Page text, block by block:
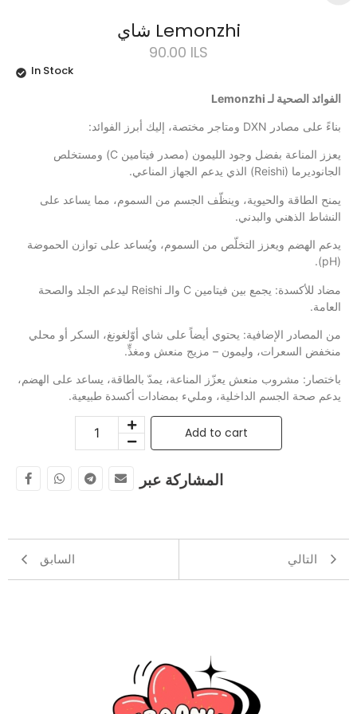
شاي Lemonzhi
90.00 ILS
In Stock
الفوائد الصحية لـ Lemonzhi
بناءً على مصادر DXN ومتاجر مختصة، إليك أبرز الفوائد:
يعزز المناعة بفضل وجود الليمون (مصدر فيتامين C) ومستخلص
الجانوديرما (Reishi) الذي يدعم الجهاز المناعي.
يمنح الطاقة والحيوية، وينظّف الجسم من السموم، مما يساعد على
النشاط الذهني والبدني.
يدعم الهضم ويعزز التخلّص من السموم، ويُساعد على توازن الحموضة
(pH).
مضاد للأكسدة: يجمع بين فيتامين C والـ Reishi ليدعم الجلد والصحة
العامة.
من المصادر الإضافية: يحتوي أيضاً على شاي أوّلغونغ، السكر أو محلي
منخفض السعرات، وليمون – مزيج منعش ومغذٍّ.
باختصار: مشروب منعش يعزّز المناعة، يمدّ بالطاقة، يساعد على الهضم،
يدعم صحة الجسم الداخلية، ومليء بمضادات أكسدة طبيعية.
Add to cart
المشاركة عبر
السابق التالي